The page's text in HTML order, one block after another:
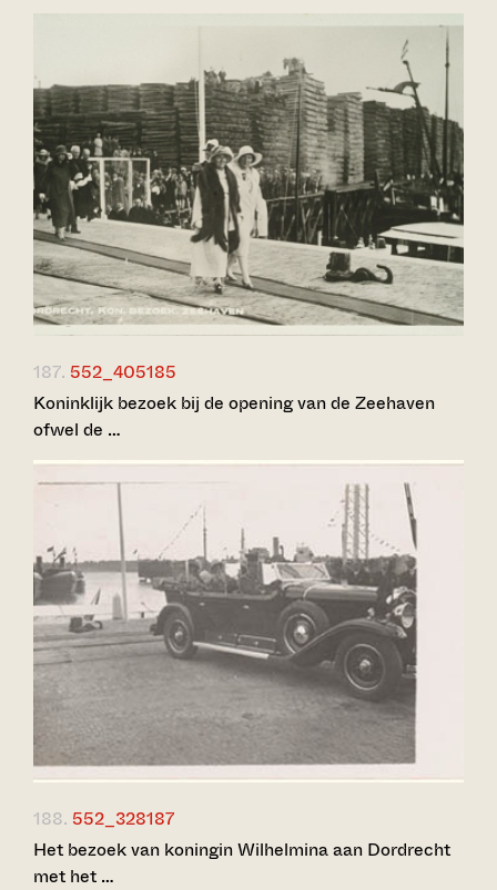
187. 552_405185
Koninklijk bezoek bij de opening van de Zeehaven
ofwel de …
188. 552_328187
Het bezoek van koningin Wilhelmina aan Dordrecht
met het …